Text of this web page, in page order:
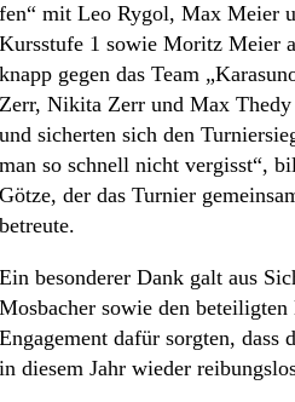
fen“ mit Leo Rygol, Max Meier
Kursstu­fe 1 sowie Moritz Meier
knapp gegen das Team
Zerr, Nikita Zerr und Max
und sicher­ten sich den
man so schnell nicht vergisst“,
Götze, der das Turnier
betreute.
Ein beson­de­rer Dank galt aus
Mosba­cher sowie den
Engage­ment dafür sorgten, dass
in diesem Jahr wieder